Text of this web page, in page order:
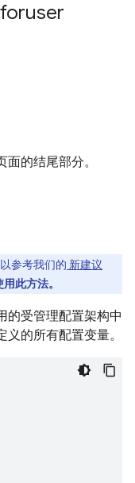
的结尾部分。
参考我们的 新建议
此方法。
的受管理配置架构中
的所有配置变量。